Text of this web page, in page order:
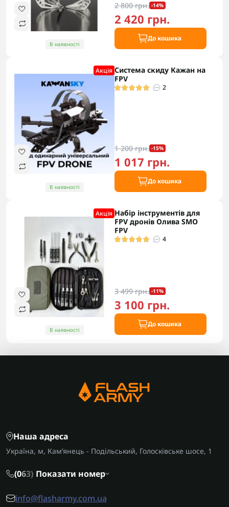
В наявності
2 800 грн. -14%
2 420 грн.
До кошика
Акцiя
В наявності
Система скиду Кажан на
FPV
2
1 200 грн. -15%
1 017 грн.
До кошика
Акцiя
В наявності
Набір інструментів для
FPV дронів Олива SMO
FPV
4
3 499 грн. -11%
3 100 грн.
До кошика
Наша адреса
Україна, м, Кам’янець - Подільський, Голосківське шосе, 1
(063) Показати номер
info@flasharmy.com.ua